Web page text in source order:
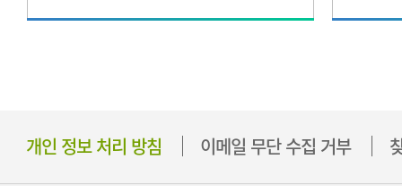
개인 정보 처리 방침 이메일 무단 수집 거부